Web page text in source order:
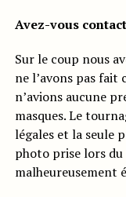
Avez-vous
Sur le coup nous
ne l’avons pas fait
n’avions aucune
masques. Le
légales et la seule
photo prise lors
malheureusement